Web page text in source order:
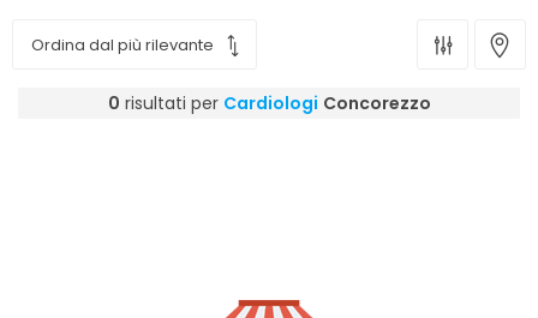
0 risultati per Cardiologi Concorezzo